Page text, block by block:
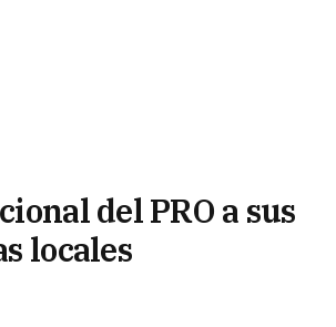
del PRO a sus
locales